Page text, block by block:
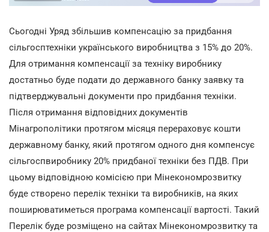
Сьогодні Уряд збільшив компенсацію за придбання
сільгосптехніки українського виробництва з 15% до 20%.
Для отримання компенсації за техніку виробнику
достатньо буде подати до державного банку заявку та
підтверджувальні документи про придбання техніки.
Після отримання відповідних документів
Мінагрополітики протягом місяця перераховує кошти
державному банку, який протягом одного дня компенсує
сільгоспвиробнику 20% придбаної техніки без ПДВ. При
цьому відповідною комісією при Мінекономрозвитку
буде створено перелік техніки та виробників, на яких
поширюватиметься програма компенсації вартості. Такий
Перелік буде розміщено на сайтах Мінекономрозвитку та